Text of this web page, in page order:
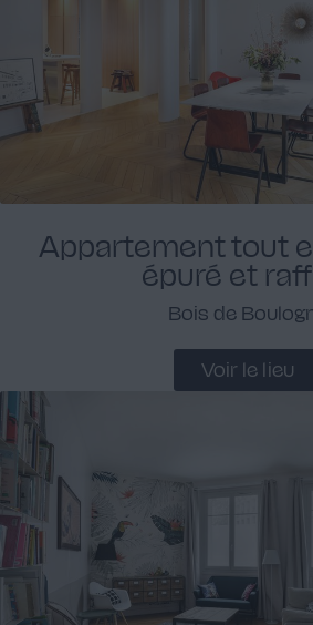
Appartement tout
épuré et
Bois de
Voir le lieu